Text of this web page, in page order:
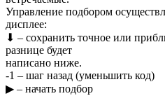
Управление подбором
дисплее:
⬇ – сохранить точное или
разнице будет
написано ниже.
-1 – шаг назад (уменьшить код)
▶ – начать подбор